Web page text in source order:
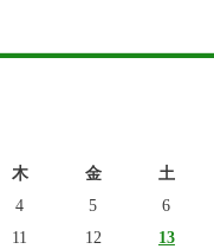
木 金
土
4 5
6
11 12 13